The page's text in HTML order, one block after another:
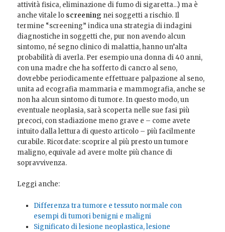
attività fisica, eliminazione di fumo di sigaretta…) ma è
anche vitale lo screening nei soggetti a rischio. Il
termine “screening” indica una strategia di indagini
diagnostiche in soggetti che, pur non avendo alcun
sintomo, né segno clinico di malattia, hanno un’alta
probabilità di averla. Per esempio una donna di 40 anni,
con una madre che ha sofferto di cancro al seno,
dovrebbe periodicamente effettuare palpazione al seno,
unita ad ecografia mammaria e mammografia, anche se
non ha alcun sintomo di tumore. In questo modo, un
eventuale neoplasia, sarà scoperta nelle sue fasi più
precoci, con stadiazione meno grave e – come avete
intuito dalla lettura di questo articolo – più facilmente
curabile. Ricordate: scoprire al più presto un tumore
maligno, equivale ad avere molte più chance di
sopravvivenza.
Leggi anche:
Differenza tra tumore e tessuto normale con
esempi di tumori benigni e maligni
Significato di lesione neoplastica, lesione